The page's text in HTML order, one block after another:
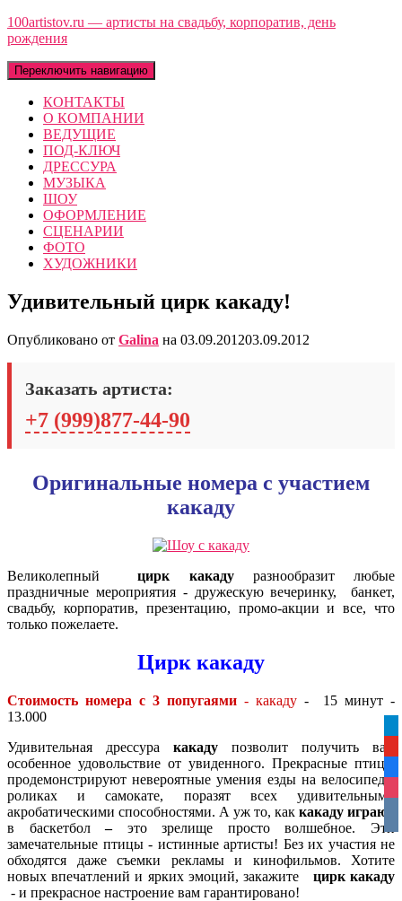
100artistov.ru — артисты на свадьбу, корпоратив, день
рождения
Переключить навигацию
КОНТАКТЫ
О КОМПАНИИ
ВЕДУЩИЕ
ПОД-КЛЮЧ
ДРЕССУРА
МУЗЫКА
ШОУ
ОФОРМЛЕНИЕ
СЦЕНАРИИ
ФОТО
ХУДОЖНИКИ
Удивительный цирк какаду!
Опубликовано от Galina на 03.09.201203.09.2012
Заказать артиста:
+7 (999)877-44-90
Оригинальные номера с участием
какаду
Великолепныйцирк какадуразнообразит любые
праздничные мероприятия - дружескую вечеринку, банкет,
свадьбу, корпоратив, презентацию, промо-акции и все, что
только пожелаете.
Цирк какаду
Стоимость номера с 3 попугаями - какаду - 15 минут -
13.000
Удивительная дрессура какаду позволит получить вам
особенное удовольствие от увиденного. Прекрасные птицы
продемонстрируют невероятные умения езды на велосипеде,
роликах и самокате, поразят всех удивительными
акробатическими способностями. А уж то, как какаду играют
в баскетбол– это
зрелище просто волшебное. Эти
замечательные птицы - истинные артисты! Без их участия не
обходятся даже съемки рекламы и кинофильмов. Хотите
новых впечатлений и ярких эмоций, закажите цирк какаду
- и прекрасное настроение вам гарантировано!